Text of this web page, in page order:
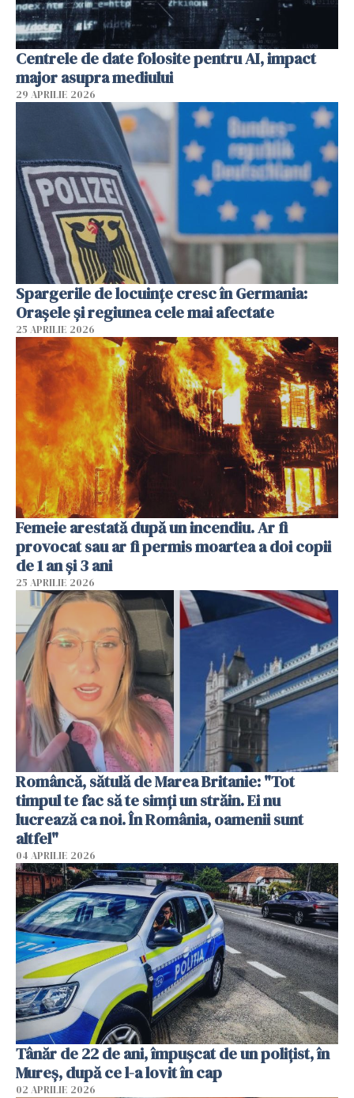
Centrele de date folosite pentru AI, impact
major asupra mediului
29 APRILIE 2026
Spargerile de locuințe cresc în Germania:
Orașele și regiunea cele mai afectate
25 APRILIE 2026
Femeie arestată după un incendiu. Ar fi
provocat sau ar fi permis moartea a doi copii
de 1 an și 3 ani
25 APRILIE 2026
Româncă, sătulă de Marea Britanie: "Tot
timpul te fac să te simți un străin. Ei nu
lucrează ca noi. În România, oamenii sunt
altfel"
04 APRILIE 2026
Tânăr de 22 de ani, împușcat de un polițist, în
Mureș, după ce l-a lovit în cap
02 APRILIE 2026